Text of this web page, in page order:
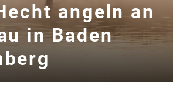
angeln an
in Baden